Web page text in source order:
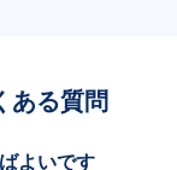
ある質問
よいです